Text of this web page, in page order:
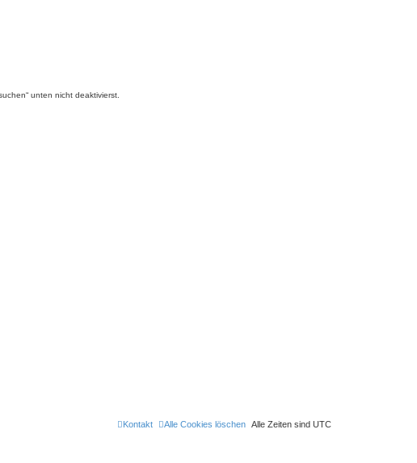
unten nicht deaktivierst.
Alle Zeiten sind UTC
Alle Cookies löschen
Kontakt